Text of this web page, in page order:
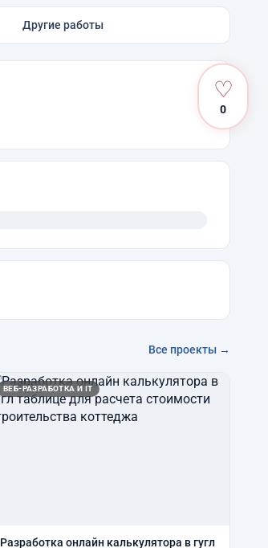
Другие работы
♡
0
Все проекты →
ВЕБ-РАЗРАБОТКА И IT
Разработка онлайн калькулятора в гугл